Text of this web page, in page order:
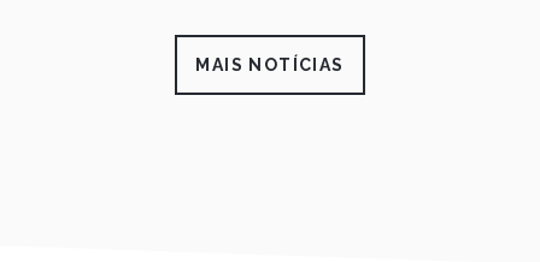
MAIS NOTÍCIAS